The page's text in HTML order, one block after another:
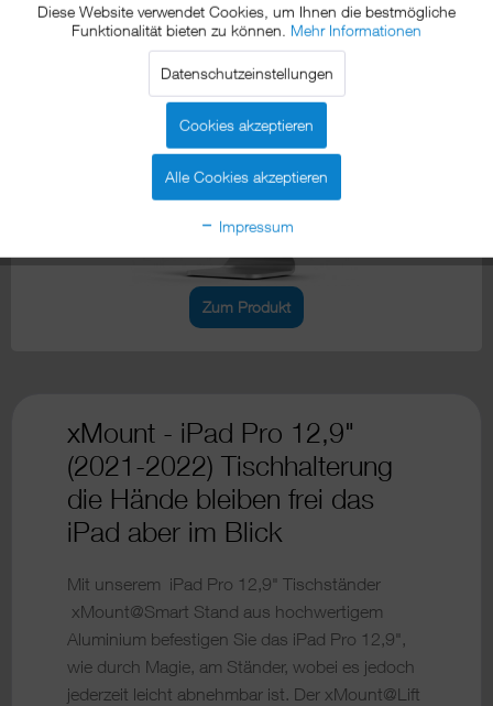
xMount@Table top allround
iPad Tischhalterung
Zum Produkt
xMount - iPad Pro 12,9"
(2021-2022) Tischhalterung
die Hände bleiben frei das
iPad aber im Blick
Mit unserem iPad Pro 12,9" Tischständer
xMount@Smart Stand aus hochwertigem
Aluminium befestigen Sie das iPad Pro 12,9",
wie durch Magie, am Ständer, wobei es jedoch
jederzeit leicht abnehmbar ist. Der xMount@Lift
Diese Website verwendet Cookies, um Ihnen die bestmögliche
Funktionalität bieten zu können. Mehr Informationen
Datenschutzeinstellungen
Cookies akzeptieren
Alle Cookies akzeptieren
Impressum